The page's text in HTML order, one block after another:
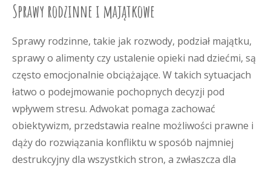
Sprawy rodzinne i majątkowe
Sprawy rodzinne, takie jak rozwody, podział majątku,
sprawy o alimenty czy ustalenie opieki nad dziećmi, są
często emocjonalnie obciążające. W takich sytuacjach
łatwo o podejmowanie pochopnych decyzji pod
wpływem stresu. Adwokat pomaga zachować
obiektywizm, przedstawia realne możliwości prawne i
dąży do rozwiązania konfliktu w sposób najmniej
destrukcyjny dla wszystkich stron, a zwłaszcza dla